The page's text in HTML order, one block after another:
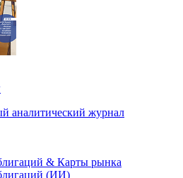
аналитический журнал